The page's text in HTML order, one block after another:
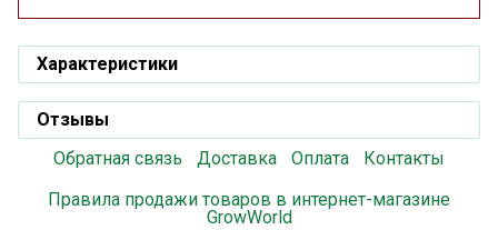
Характеристики
Отзывы
Обратная связь
Доставка Оплата
Контакты
Правила продажи товаров в интернет-магазине
GrowWorld